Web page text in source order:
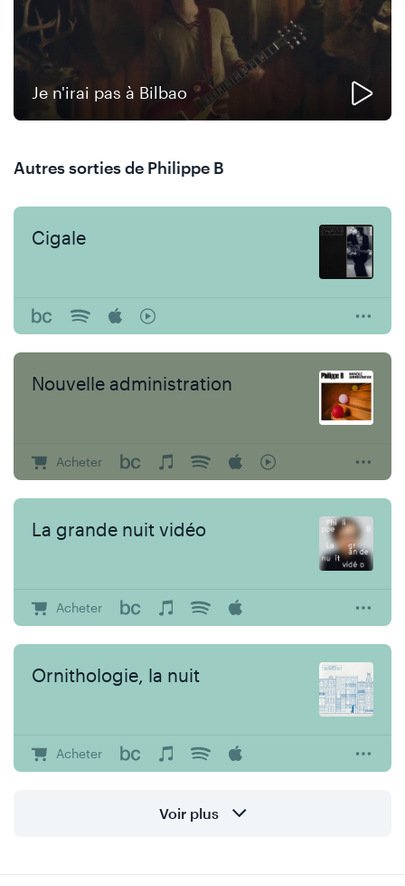
Je n'irai pas à Bilbao
Autres sorties de Philippe B
Cigale
Nouvelle administration
Acheter
La grande nuit vidéo
Acheter
Ornithologie, la nuit
Acheter
Voir plus